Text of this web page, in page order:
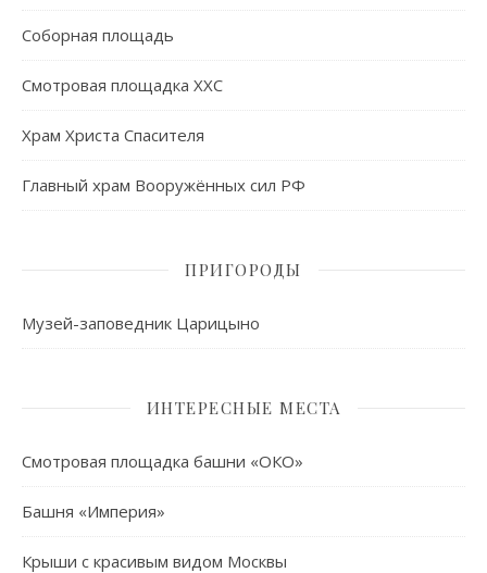
Соборная площадь
Смотровая площадка ХХС
Храм Христа Спасителя
Главный храм Вооружённых сил РФ
ПРИГОРОДЫ
Музей-заповедник Царицыно
ИНТЕРЕСНЫЕ МЕСТА
Смотровая площадка башни «ОКО»
Башня «Империя»
Крыши с красивым видом Москвы